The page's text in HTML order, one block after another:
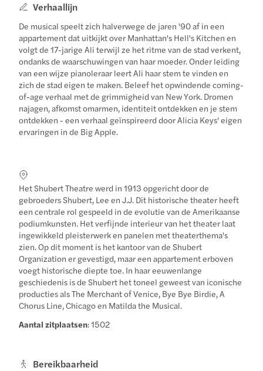
Verhaallijn
De musical speelt zich halverwege de jaren '90 af in een
appartement dat uitkijkt over Manhattan's Hell's Kitchen en
volgt de 17-jarige Ali terwijl ze het ritme van de stad verkent,
ondanks de waarschuwingen van haar moeder. Onder leiding
van een wijze pianoleraar leert Ali haar stem te vinden en
zich de stad eigen te maken. Beleef het opwindende coming-
of-age verhaal met de grimmigheid van New York. Dromen
najagen, afkomst omarmen, identiteit ontdekken en je stem
ontdekken - een verhaal geïnspireerd door Alicia Keys' eigen
ervaringen in de Big Apple.
Het Shubert Theatre werd in 1913 opgericht door de
gebroeders Shubert, Lee en J.J. Dit historische theater heeft
een centrale rol gespeeld in de evolutie van de Amerikaanse
podiumkunsten. Het verfijnde interieur van het theater laat
ingewikkeld pleisterwerk en panelen met theaterthema's
zien. Op dit moment is het kantoor van de Shubert
Organization er gevestigd, maar een appartement erboven
voegt historische diepte toe. In haar eeuwenlange
geschiedenis is de Shubert het toneel geweest van iconische
producties als The Merchant of Venice, Bye Bye Birdie, A
Chorus Line, Chicago en Matilda the Musical.
Aantal zitplaatsen: 1502
Bereikbaarheid